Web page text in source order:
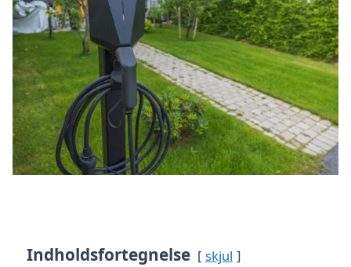
Indholdsfortegnelse skjul